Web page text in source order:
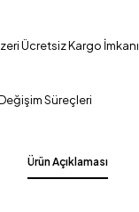
Ücretsiz Kargo İmkanı
Süreçleri
Ürün Açıklaması